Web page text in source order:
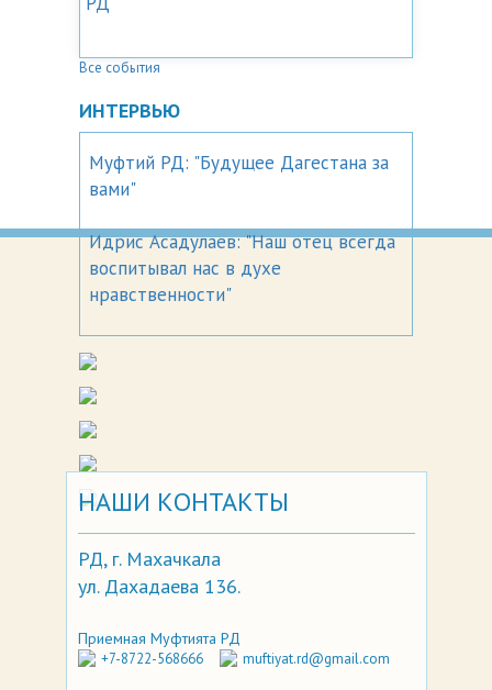
Все события
ИНТЕРВЬЮ
Муфтий РД: "Будущее Дагестана за
вами"
Идрис Асадулаев: "Наш отец всегда
воспитывал нас в духе
нравственности"
НАШИ КОНТАКТЫ
РД, г. Махачкала
ул. Дахадаева 136.
Приемная Муфтията РД
+7-8722-568666 muftiyat.rd@gmail.com